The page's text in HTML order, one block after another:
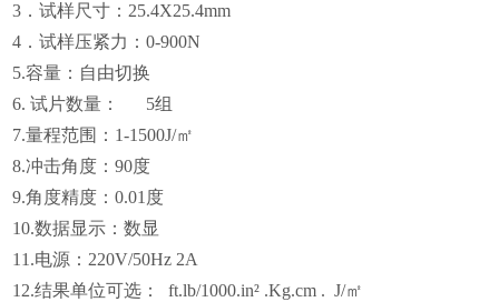
3．试样尺寸：25.4X25.4mm
4．试样压紧力：0-900N
5.容量：自由切换
6. 试片数量： 5组
7.量程范围：1-1500J/㎡
8.冲击角度：90度
9.角度精度：0.01度
10.数据显示：数显
1 1 .电源：220V/50Hz 2A
1 2.结果单位可选： ft.lb/1000.in² .Kg.cm . J/㎡